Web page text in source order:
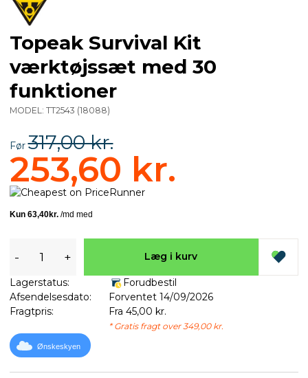
Topeak Survival Kit
værktøjssæt med 30
funktioner
MODEL: TT2543 (18088)
Før317,00 kr.
253,60 kr.
- + Læg i kurv
Lagerstatus:
Forudbestil
Afsendelsesdato:
Forventet 14/09/2026
Fragtpris:
Fra 45,00 kr.
* Gratis fragt over 349,00 kr.
Ønskeskyen